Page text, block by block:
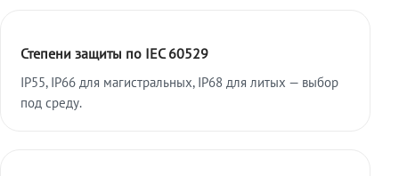
Степени защиты по IEC 60529
IP55, IP66 для магистральных, IP68 для литых — выбор
под среду.